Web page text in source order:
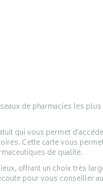
de pharmacies les
qui vous permet
Cette carte vous
de qualité.
offrant un choix très
pour vous conseiller